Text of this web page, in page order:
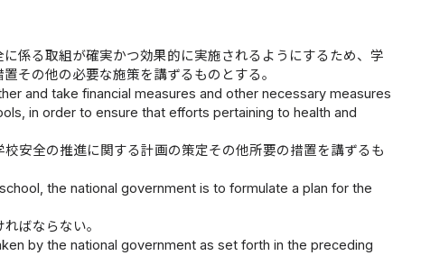
係る取組が確実かつ効果的に実施されるようにするため、学
その他の必要な施策を講ずるものとする。
and take financial measures and other necessary measures
in order to ensure that efforts pertaining to health and
安全の推進に関する計画の策定その他所要の措置を講ずるも
the national government is to formulate a plan for the
ばならない。
by the national government as set forth in the preceding